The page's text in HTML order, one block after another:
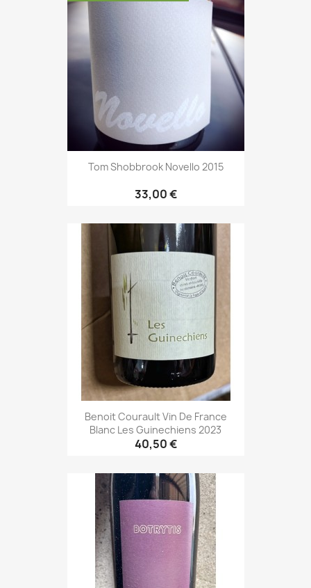
Tom Shobbrook Novello 2015
33,00 €
Benoit Courault Vin De France
Blanc Les Guinechiens 2023
40,50 €